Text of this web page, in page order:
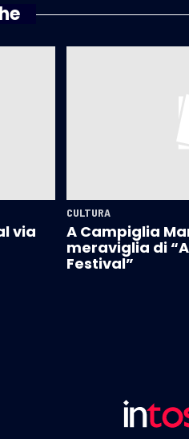
via
CULTURA
A Campiglia
meraviglia di
Festival”